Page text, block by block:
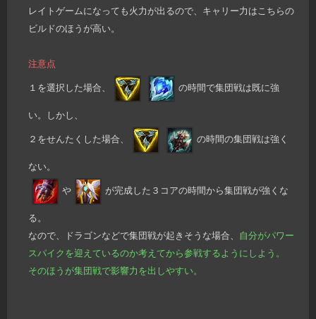
レイトゲームになっても火力が出るので、キャリー力はこちらの
ビルドのほうが高い。
注意点
１を選択した場合、
の時間で集団戦は既に強
い。しかし、
２をせんたくした場合、
の時間の集団戦は強く
ない。
や
が完成した３コアの時間から集団戦が強くな
る。
なので、ドラゴンなどで集団戦が起きそうな場合、 自分がパワー
スパイクを迎えているのか考えてから参戦するようにしよう。
そのほうが集団戦で影響力を出しやすい。